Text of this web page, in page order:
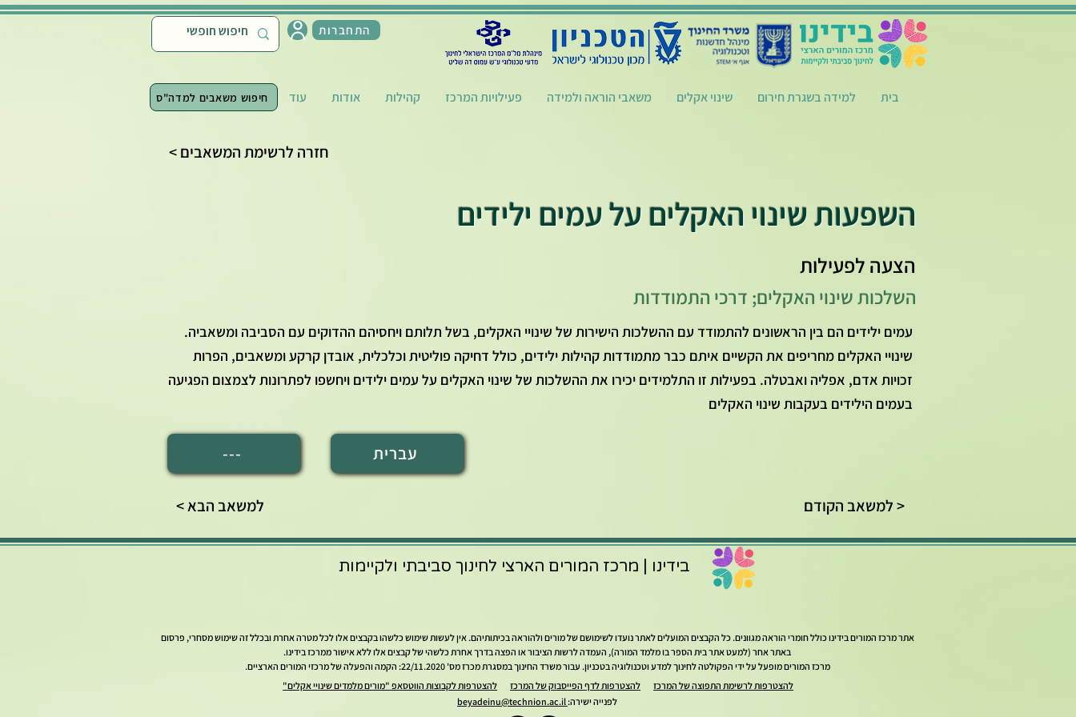
התחברות
חיפוש משאבים למדה"ס בית למידה בשגרת חירום שינוי אקלים משאבי הוראה ולמידה פעילויות המרכז קהילות אודות עוד
< חזרה לרשימת המשאבים
השפעות שינוי האקלים על עמים ילידים
הצעה לפעילות
השלכות שינוי האקלים; דרכי התמודדות
עמים ילידים הם בין הראשונים להתמודד עם ההשלכות הישירות של שינויי האקלים, בשל תלותם ויחסיהם ההדוקים עם הסביבה ומשאביה.
שינויי האקלים מחריפים את הקשיים איתם כבר מתמודדות קהילות ילידים, כולל דחיקה פוליטית וכלכלית, אובדן קרקע ומשאבים, הפרות
זכויות אדם, אפליה ואבטלה. בפעילות זו התלמידים יכירו את ההשלכות של שינוי האקלים על עמים ילידים ויחשפו לפתרונות לצמצום הפגיעה
בעמים הילידים בעקבות שינוי האקלים
--- עברית
< למשאב הבא למשאב הקודם >
בידינו | מרכז המורים הארצי לחינוך סביבתי ולקיימות
אתר מרכז המורים בידינו כולל חומרי הוראה מגוונים. כל הקבצים המועלים לאתר נועדו לשימושם של מורים ולהוראה בכיתותיהם. אין לעשות שימוש כלשהו בקבצים אלו לכל מטרה אחרת ובכלל זה שימוש מסחרי, פרסום
באתר אחר (למעט אתר בית הספר בו מלמד המורה), העמדה לרשות הציבור או הפצה בדרך אחרת כלשהי של קבצים אלו ללא אישור ממרכז בידינו.
מרכז המורים מופעל על ידי הפקולטה לחינוך למדע וטכנולוגיה בטכניון. עבור משרד החינוך במסגרת מכרז מס' 22/11.2020: הקמה והפעלה של מרכזי המורים הארציים.
להצטרפות לרשימת התפוצה של המרכז
להצטרפות לדף הפייסבוק של המרכז
להצטרפות לקבוצות הווטסאפ "מורים מלמדים שינויי אקלים"
לפנייה ישירה: